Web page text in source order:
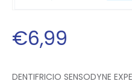
€6,99
DENTIFRICIO SENSODYNE